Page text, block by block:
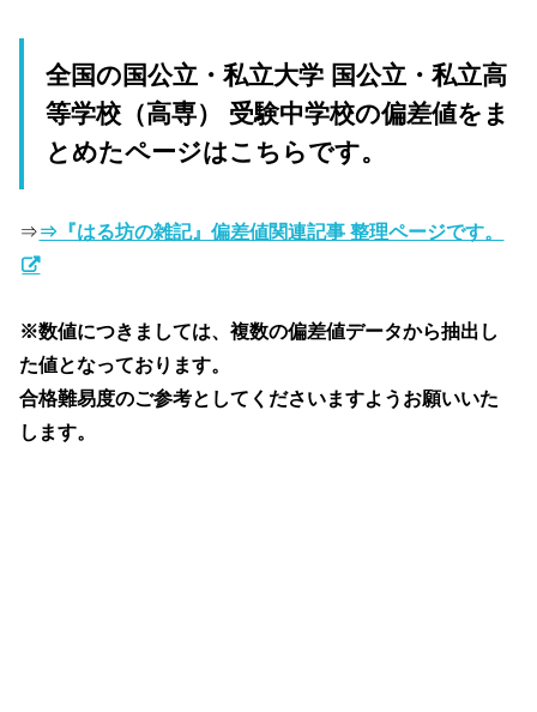
全国の国公立・私立大学 国公立・私立高
等学校（高専） 受験中学校の偏差値をま
とめたページはこちらです。
⇒⇒『はる坊の雑記』偏差値関連記事 整理ページです。
※数値につきましては、複数の偏差値データから抽出し
た値となっております。
合格難易度のご参考としてくださいますようお願いいた
します。